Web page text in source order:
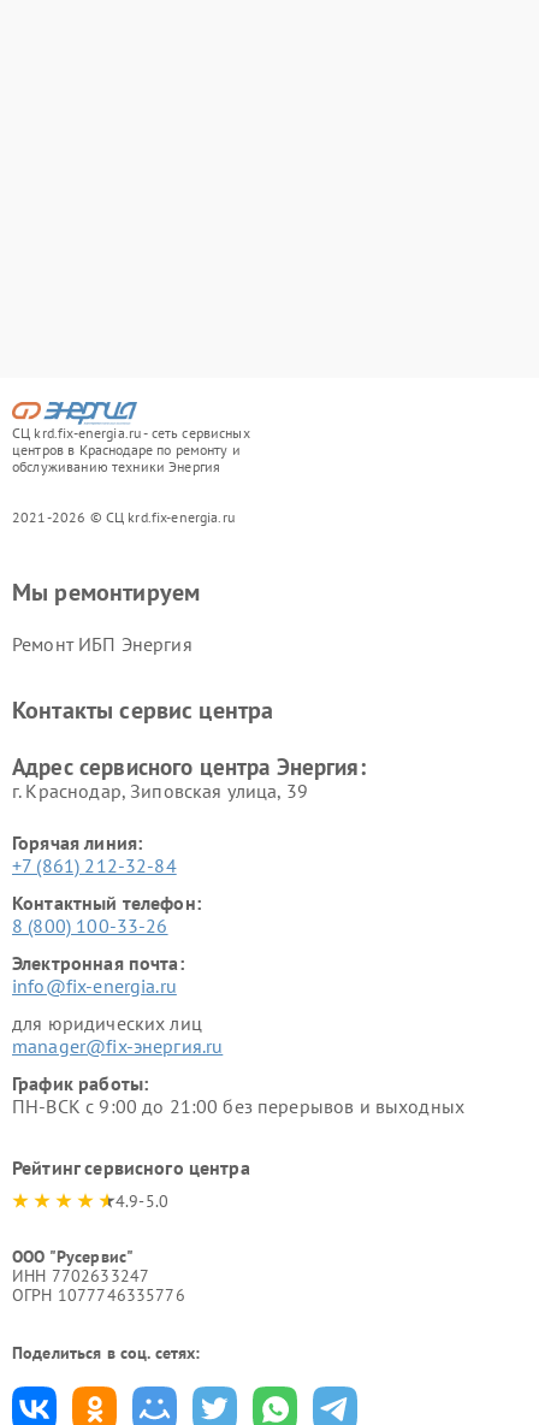
СЦ krd.fix-energia.ru - сеть сервисных
центров в Краснодаре по ремонту и
обслуживанию техники Энергия
2021-2026 © СЦ krd.fix-energia.ru
Мы ремонтируем
Ремонт ИБП Энергия
Контакты сервис центра
Адрес сервисного центра Энергия:
г. Краснодар, Зиповская улица, 39
Горячая линия:
+7 (861) 212-32-84
Контактный телефон:
8 (800) 100-33-26
Электронная почта:
info@fix-energia.ru
для юридических лиц
manager@fix-энергия.ru
График работы:
ПН-ВСК с 9:00 до 21:00 без перерывов и выходных
Рейтинг сервисного центра
4.9-5.0
ООО "Русервис"
ИНН 7702633247
ОГРН 1077746335776
Поделиться в соц. сетях: